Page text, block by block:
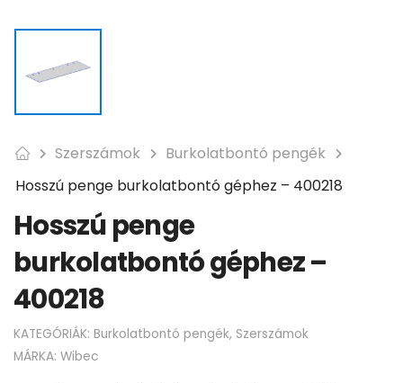
Szerszámok
Burkolatbontó pengék
Hosszú penge burkolatbontó géphez – 400218
Hosszú penge
burkolatbontó géphez –
400218
KATEGÓRIÁK: Burkolatbontó pengék, Szerszámok
MÁRKA: Wibec